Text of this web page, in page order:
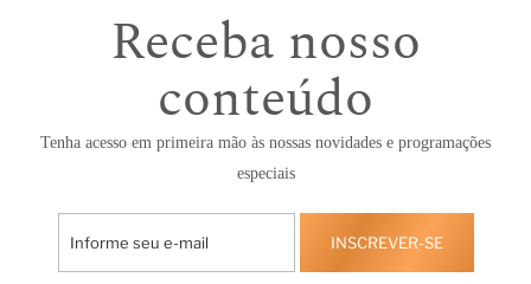
Receba nosso
conteúdo
Tenha acesso em primeira mão às nossas novidades e programações
especiais
INSCREVER-SE